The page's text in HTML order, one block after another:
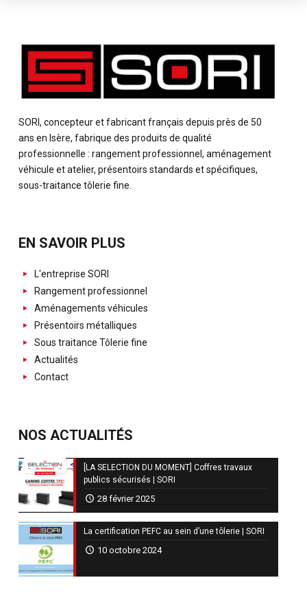
SORI, concepteur et fabricant français depuis près de 50
ans en Isère, fabrique des produits de qualité
professionnelle : rangement professionnel, aménagement
véhicule et atelier, présentoirs standards et spécifiques,
sous-traitance tôlerie fine.
EN SAVOIR PLUS
L'entreprise SORI
Rangement professionnel
Aménagements véhicules
Présentoirs métalliques
Sous traitance Tôlerie fine
Actualités
Contact
NOS ACTUALITÉS
[LA SELECTION DU MOMENT] Coffres travaux
publics sécurisés | SORI
28 février 2025
La certification PEFC au sein d’une tôlerie | SORI
10 octobre 2024